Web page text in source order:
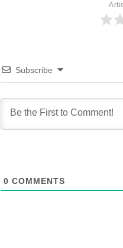
Subscribe
0 COMMENTS